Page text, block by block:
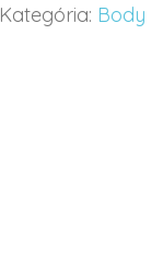
Kategória: Body